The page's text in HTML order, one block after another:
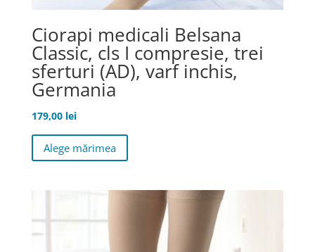
Ciorapi medicali Belsana
Classic, cls I compresie, trei
sferturi (AD), varf inchis,
Germania
179,00 lei
Alege mărimea
Acest
are
Opțiunile